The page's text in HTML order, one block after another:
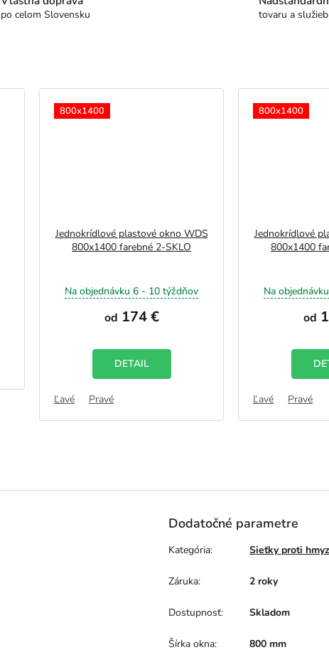
po celom Slovensku tovaru a služieb
800x1400
Jednokrídlové plastové okno WDS
800x1400 farebné 2-SKLO
Na objednávku 6 - 10 týždňov
od 174 €
DETAIL
Ľavé Pravé
800x1400
Jednokrídlové
800x1400
Na
od
Ľavé Pravé
Dodatočné parametre
Kategória: Sieťky proti
Záruka: 2 roky
Dostupnosť: Skladom
Šírka okna: 800 mm